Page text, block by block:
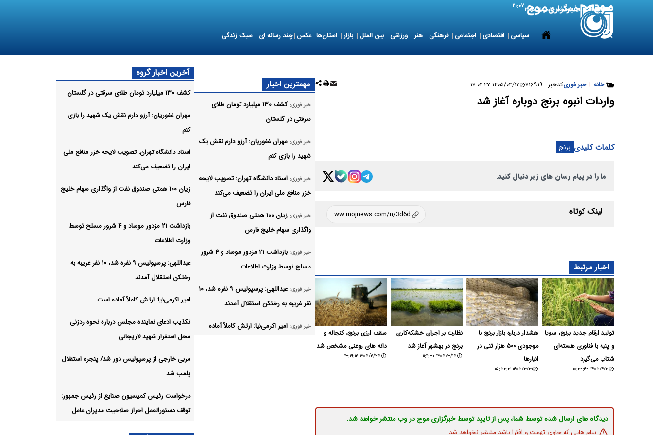
7 August 2026 جمعه ۱۶ مرداد ۱۴۰۵ ۲۱:۰۷
سیاسی اقتصادی اجتماعی فرهنگی هنر ورزشی بین الملل بازار استان‌ها عکس چند رسانه ای سبک زندگی
خانه | خبر فوریکدخبر : ۷۱۶۹۱۹ ۱۴۰۵/۰۴/۱۲ ۱۷:۰۲:۲۷
واردات انبوه برنج دوباره آغاز شد
کلمات کلیدی برنج
ما را در پیام رسان های زیر دنبال کنید.
لینک کوتاه
اخبار مرتبط
تولید ارقام جدید برنج، سویا
و پنبه با فناوری هسته‌ای
شتاب می‌گیرد
۱۴۰۵/۴/۲ ۱۰:۲۲:۴۲
هشدار درباره بازار برنج با
موجودی ۵۰۰ هزار تنی در
انبارها
۱۴۰۵/۳/۳۱ ۱۵:۵۲:۲۱
نظارت بر اجرای خشکه‌کاری
برنج در بهشهر آغاز شد
۱۴۰۵/۳/۱۵ ۱۱:۱۱:۳۰
سقف ارزی برنج، کنجاله و
دانه های روغنی مشخص شد
۱۴۰۵/۲/۲۵ ۱۳:۱۹:۱۲
دیدگاه های ارسال شده توسط شما، پس از تایید توسط خبرگزاری موج در وب منتشر خواهد شد.
پیام هایی که حاوی تهمت و افترا باشد منتشر نخواهد شد.
مهمترین اخبار
خبر فوری:
کشف ۱۳۰ میلیارد تومان طلای
سرقتی در گلستان
خبر فوری: مهران غفوریان: آرزو دارم نقش یک
شهید را بازی کنم
خبر فوری: استاد دانشگاه تهران: تصویب لایحه
خزر منافع ملی ایران را تضعیف می‌کند
خبر فوری:
زیان ۱۰۰ همتی صندوق نفت از
واگذاری سهام خلیج فارس
خبر فوری:
بازداشت ۲۱ مزدور موساد و ۴ شرور
مسلح توسط وزارت اطلاعات
خبر فوری:
عبداللهی: پرسپولیس ۹ نفره شد، ۱۰
نفر غریبه به رختکن استقلال آمدند
خبر فوری: امیر اکرمی‌نیا: ارتش کاملاً آماده
آخرین اخبار گروه
کشف ۱۳۰ میلیارد تومان طلای سرقتی در گلستان
مهران غفوریان: آرزو دارم نقش یک شهید را بازی
کنم
استاد دانشگاه تهران: تصویب لایحه خزر منافع ملی
ایران را تضعیف می‌کند
زیان ۱۰۰ همتی صندوق نفت از واگذاری سهام خلیج
فارس
بازداشت ۲۱ مزدور موساد و ۴ شرور مسلح توسط
وزارت اطلاعات
عبداللهی: پرسپولیس ۹ نفره شد، ۱۰ نفر غریبه به
رختکن استقلال آمدند
امیر اکرمی‌نیا: ارتش کاملاً آماده است
تکذیب ادعای نماینده مجلس درباره نحوه ردزنی
محل استقرار شهید لاریجانی
مربی خارجی از پرسپولیس دور شد/ پنجره استقلال
پلمب شد
درخواست رئیس کمیسیون صنایع از رئیس جمهور:
توقف دستورالعمل احراز صلاحیت مدیران عامل